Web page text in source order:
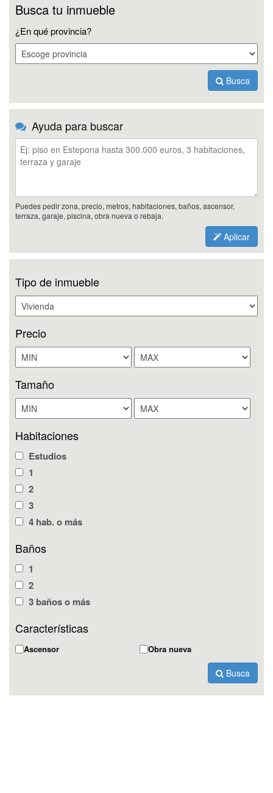
Busca tu inmueble
¿En qué provincia?
Busca
Ayuda para buscar
Puedes pedir zona, precio, metros, habitaciones, baños, ascensor,
terraza, garaje, piscina, obra nueva o rebaja.
Aplicar
Tipo de inmueble
Precio
Tamaño
Habitaciones
Estudios
1
2
3
4 hab. o más
Baños
1
2
3 baños o más
Características
Ascensor Obra nueva
Busca